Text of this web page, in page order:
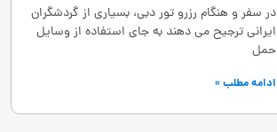
در سفر و هنگام رزرو تور دبی، بسیاری از گردشگران
ایرانی ترجیح می ‌دهند به ‌جای استفاده از وسایل
حمل
ادامه مطلب »